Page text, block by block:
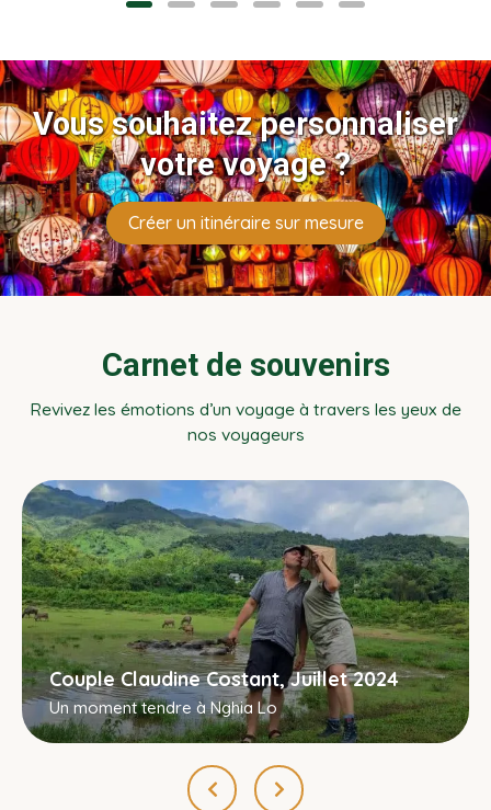
l’hébergement idéal au
agence locale.
Vous souhaitez personnaliser
votre voyage ?
Créer un itinéraire sur mesure
Carnet de souvenirs
Revivez les émotions d’un voyage à travers les yeux de
nos voyageurs
Couple Claudine Costant, Juillet 2024
Un moment tendre à Nghia Lo